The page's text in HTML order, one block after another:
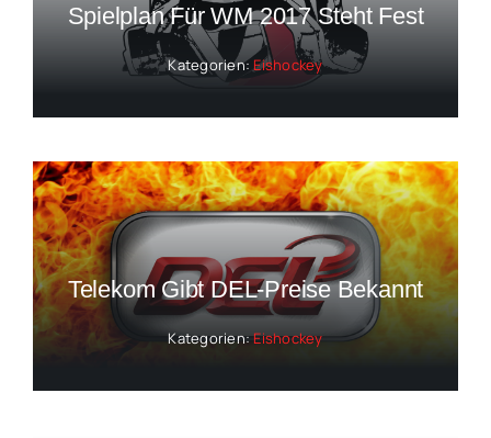
Spielplan Für WM 2017 Steht Fest
Kategorien:Eishockey
Telekom Gibt DEL-Preise Bekannt
Kategorien:Eishockey